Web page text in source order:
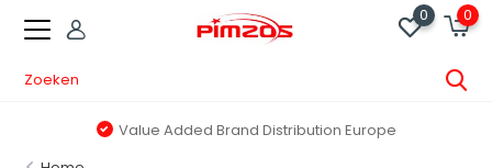
0 0
Value Added Brand Distribution Europe